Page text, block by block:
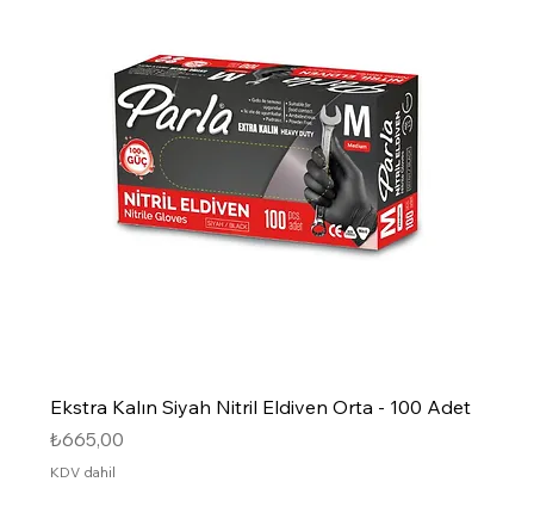
Ekstra Kalın Siyah Nitril Eldiven Orta - 100 Adet
Fiyat
₺665,00
KDV dahil